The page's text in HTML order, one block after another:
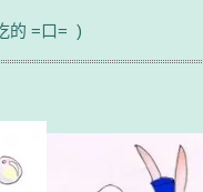
的 =口= )